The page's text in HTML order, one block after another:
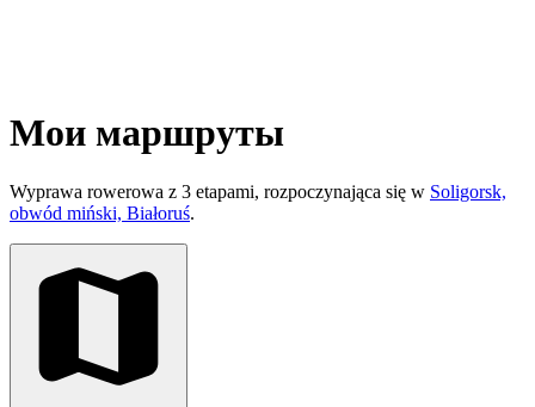
Мои маршруты
Wyprawa rowerowa z 3 etapami, rozpoczynająca się w Soligorsk,
obwód miński, Białoruś.